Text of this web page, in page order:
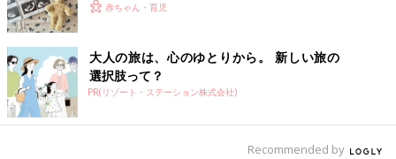
赤ちゃん・育児
大人の旅は、心のゆとりから。 新しい旅の
選択肢って？
PR(リゾート・ステーション株式会社)
Recommended by